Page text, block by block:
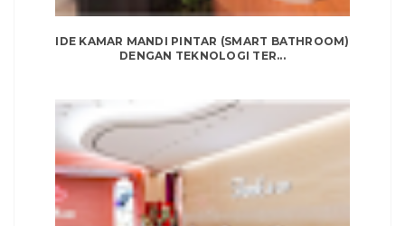
IDE KAMAR MANDI PINTAR (SMART BATHROOM)
DENGAN TEKNOLOGI TER...